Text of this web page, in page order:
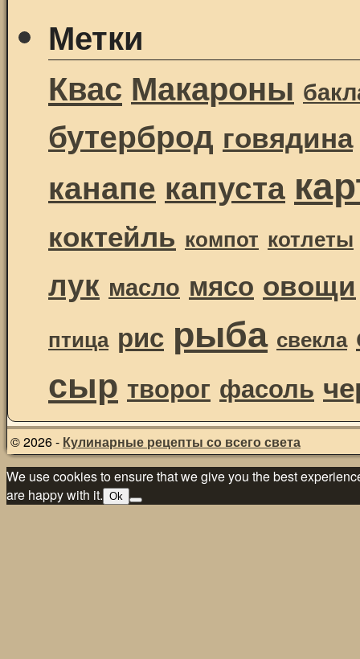
Метки
Квас Макароны
бутерброд говядина
канапе капуста
коктейль компот котлеты
лук масло мясо овощи
птица рис рыба свекла
сыр творог фасоль
© 2026 - Кулинарные рецепты со всего света
We use cookies to ensure that we give you the best
are happy with it. Ok